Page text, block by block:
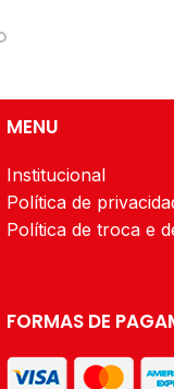
MENU
Institucional
Política de
Política de troca e
FORMAS DE